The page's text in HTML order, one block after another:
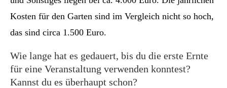
Kosten für den Garten sind im Vergleich nicht so hoch,
das sind circa 1.500 Euro.
Wie lange hat es gedauert, bis du die erste Ernte
für eine Veranstaltung verwenden konntest?
Kannst du es überhaupt schon?